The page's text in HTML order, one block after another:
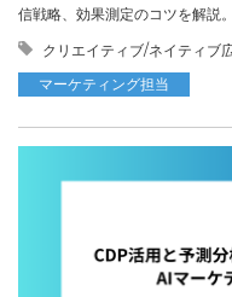
信戦略、効果測定のコツを解説
す。
クリエイティブ/ネイティブ
マーケティング担当